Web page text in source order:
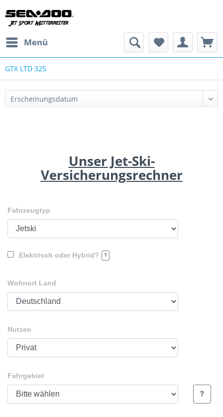
Menü
GTX LTD 325
Unser Jet-Ski-
Versicherungsrechner
Fahrzeugtyp
Elektrisch oder Hybrid?
Wohnort Land
Nutzen
Fahrgebiet